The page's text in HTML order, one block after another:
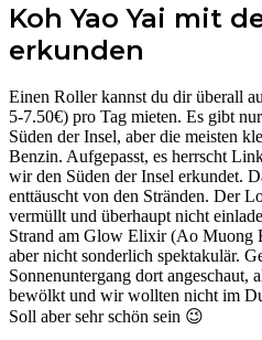
Koh Yao Yai mit
erkunden
Einen Roller kannst du dir überall
5-7.50€) pro Tag mieten. Es gibt
Süden der Insel, aber die meisten
Benzin. Aufgepasst, es herrscht
wir den Süden der Insel erkundet.
enttäuscht von den Stränden. Der
vermüllt und überhaupt nicht
Strand am Glow Elixir (Ao Muong
aber nicht sonderlich spektakulär.
Sonnenuntergang dort angeschaut,
bewölkt und wir wollten nicht im
Soll aber sehr schön sein 😉